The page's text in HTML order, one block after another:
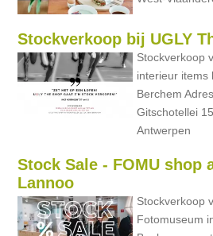
Stockverkoop bij UGLY
Stockverkoop
interieur items
Berchem
Gitschotellei
Antwerpen
Stock Sale - FOMU shop
Lannoo
Stockverkoop
Fotomuseum